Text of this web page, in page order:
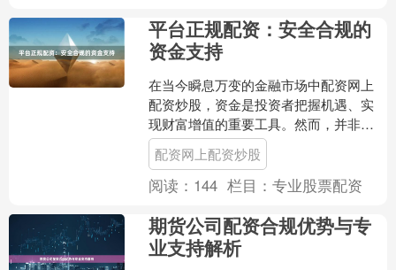
平台正规配资：安全合规的
资金支持
在当今瞬息万变的金融市场中配资网上
配资炒股，资金是投资者把握机遇、实
现财富增值的重要工具。然而，并非所
有投资者都拥有充足的闲置资金，这
时，“配资”作为一种融资方....
配资网上配资炒股
阅读： 144 栏目：专业股票配资
期货公司配资合规优势与专
业支持解析